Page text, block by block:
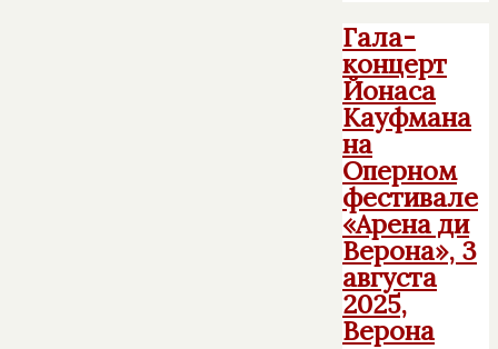
Гала-
концерт
Йонаса
Кауфмана
на
Оперном
фестивале
«Арена ди
Верона», 3
августа
2025,
Верона